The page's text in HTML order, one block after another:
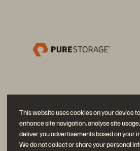
This website uses cookies on your device to
enhance site navigation, analyse site
deliver you advertisements based on your
We do not collect or share your personal